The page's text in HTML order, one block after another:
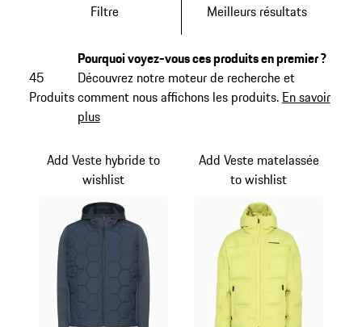
Filtre Meilleurs résultats
45
Produits
Pourquoi voyez-vous ces produits en premier ?
Découvrez notre moteur de recherche et
comment nous affichons les produits. En savoir
plus
Add Veste hybride to
wishlist
Add Veste matelassée
to wishlist